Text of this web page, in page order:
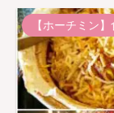
【ホーチミン